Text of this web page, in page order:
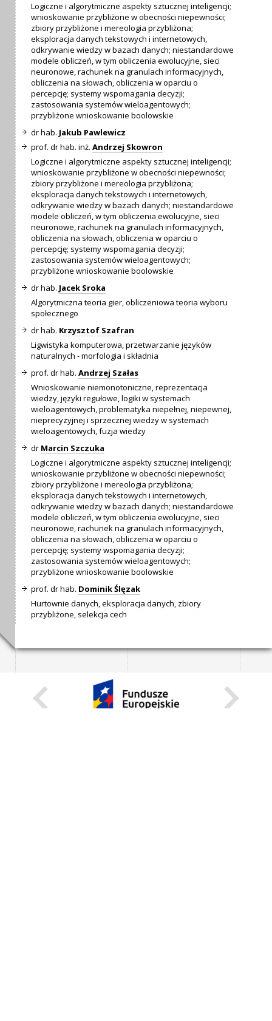
Logiczne i algorytmiczne aspekty sztucznej inteligencji;
wnioskowanie przybliżone w obecności niepewności;
zbiory przybliżone i mereologia przybliżona;
eksploracja danych tekstowych i internetowych,
odkrywanie wiedzy w bazach danych; niestandardowe
modele obliczeń, w tym obliczenia ewolucyjne, sieci
neuronowe, rachunek na granulach informacyjnych,
obliczenia na słowach, obliczenia w oparciu o
percepcję; systemy wspomagania decyzji;
zastosowania systemów wieloagentowych;
przybliżone wnioskowanie boolowskie
dr hab. Jakub Pawlewicz
prof. dr hab. inż. Andrzej Skowron
Logiczne i algorytmiczne aspekty sztucznej inteligencji;
wnioskowanie przybliżone w obecności niepewności;
zbiory przybliżone i mereologia przybliżona;
eksploracja danych tekstowych i internetowych,
odkrywanie wiedzy w bazach danych; niestandardowe
modele obliczeń, w tym obliczenia ewolucyjne, sieci
neuronowe, rachunek na granulach informacyjnych,
obliczenia na słowach, obliczenia w oparciu o
percepcję; systemy wspomagania decyzji;
zastosowania systemów wieloagentowych;
przybliżone wnioskowanie boolowskie
dr hab. Jacek Sroka
Algorytmiczna teoria gier, obliczeniowa teoria wyboru
społecznego
dr hab. Krzysztof Szafran
Ligwistyka komputerowa, przetwarzanie języków
naturalnych - morfologia i składnia
prof. dr hab. Andrzej Szałas
Wnioskowanie niemonotoniczne, reprezentacja
wiedzy, języki regułowe, logiki w systemach
wieloagentowych, problematyka niepełnej, niepewnej,
nieprecyzyjnej i sprzecznej wiedzy w systemach
wieloagentowych, fuzja wiedzy
dr Marcin Szczuka
Logiczne i algorytmiczne aspekty sztucznej inteligencji;
wnioskowanie przybliżone w obecności niepewności;
zbiory przybliżone i mereologia przybliżona;
eksploracja danych tekstowych i internetowych,
odkrywanie wiedzy w bazach danych; niestandardowe
modele obliczeń, w tym obliczenia ewolucyjne, sieci
neuronowe, rachunek na granulach informacyjnych,
obliczenia na słowach, obliczenia w oparciu o
percepcję; systemy wspomagania decyzji;
zastosowania systemów wieloagentowych;
przybliżone wnioskowanie boolowskie
prof. dr hab. Dominik Ślęzak
Hurtownie danych, eksploracja danych, zbiory
przybliżone, selekcja cech